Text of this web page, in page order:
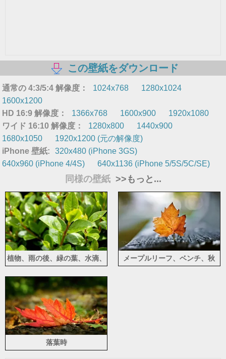
この壁紙をダウンロード
通常の 4:3/5:4 解像度： 1024x768
1280x1024
1600x1200
HD 16:9 解像度：
1366x768 1600x900
1920x1080
ワイド 16:10 解像度：
1280x800
1440x900
1680x1050
1920x1200 (元の解像度)
iPhone 壁紙:
320x480 (iPhone 3GS)
640x960 (iPhone 4/4S)
640x1136 (iPhone 5/5S/5C/SE)
同様の壁紙 >>もっと...
植物、雨の後、緑の葉、水滴、
メープルリーフ、ベンチ、秋
落葉時